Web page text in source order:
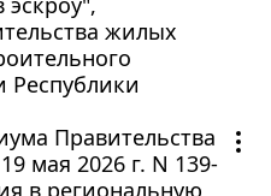
жилых
Республики
Правительства
мая 2026 г. N 139-
в региональную